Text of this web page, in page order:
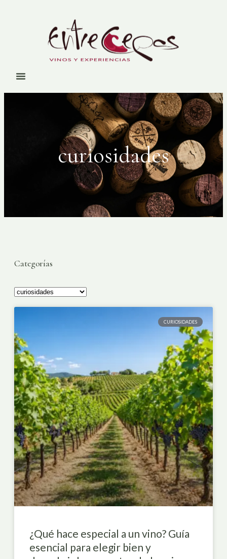
curiosidades
Categorías
CURIOSIDADES
¿Qué hace especial a un vino? Guía
esencial para elegir bien y